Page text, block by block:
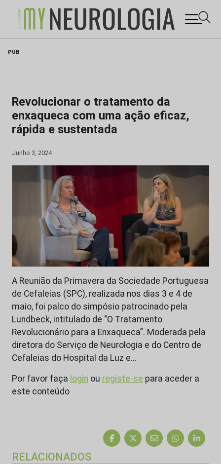
PUB
Revolucionar o tratamento da
enxaqueca com uma ação eficaz,
rápida e sustentada
Junho 3, 2024
A Reunião da Primavera da Sociedade Portuguesa
de Cefaleias (SPC), realizada nos dias 3 e 4 de
maio, foi palco do simpósio patrocinado pela
Lundbeck, intitulado de “O Tratamento
Revolucionário para a Enxaqueca”. Moderada pela
diretora do Serviço de Neurologia e do Centro de
Cefaleias do Hospital da Luz e…
Por favor faça login ou registe-se para aceder a
este conteúdo
RELACIONADOS